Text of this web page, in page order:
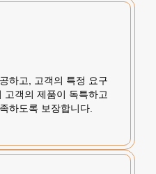
하고, 고객의 특정 요구
객의 제품이 독특하고
하도록 보장합니다.